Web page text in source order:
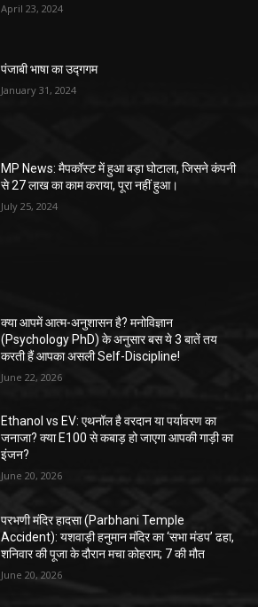
April 23, 2024
पंजाबी भाषा का उद्गगम
January 31, 2024
MP News: मैपकॉस्ट में हुआ बड़ा घोटाला, जिसने कंपनी
से 27 लाख का काम कराया, पूरा नहीं हुआ।
July 25, 2024
क्या आपमें आत्म-अनुशासन है? मनोविज्ञान
(Psychology PhD) के अनुसार बस ये 3 बातें तय
करती हैं आपका असली Self-Discipline!
June 22, 2026
Ethanol vs EV: एथनॉल है वरदान या पर्यावरण का
जनाजा? क्या E100 से कबाड़ हो जाएगा आपकी गाड़ी का
इंजन?
June 20, 2026
परभणी मंदिर हादसा (Parbhani Temple
Accident): यशवाड़ी हनुमान मंदिर का ‘सभा मंडप’ ढहा,
शनिवार की पूजा के दौरान मचा कोहराम; 7 की मौत
June 20, 2026